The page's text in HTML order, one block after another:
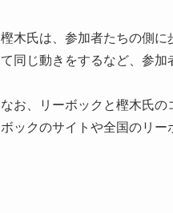
樫木氏は、参加者たちの側に
て同じ動きをするなど、参加
なお、リーボックと樫木氏
ボックのサイトや全国のリー